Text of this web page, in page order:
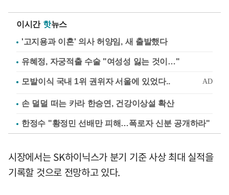
이시간 핫뉴스
'고지용과 이혼' 의사 허양임, 새 출발했다
유혜정, 자궁적출 수술 "여성성 잃는 것이…"
손 덜덜 떠는 카라 한승연, 건강이상설 확산
한정수 "황정민 선배만 피해…폭로자 신분 공개하라"
시장에서는 SK하이닉스가 분기 기준 사상 최대 실적을
기록할 것으로 전망하고 있다.